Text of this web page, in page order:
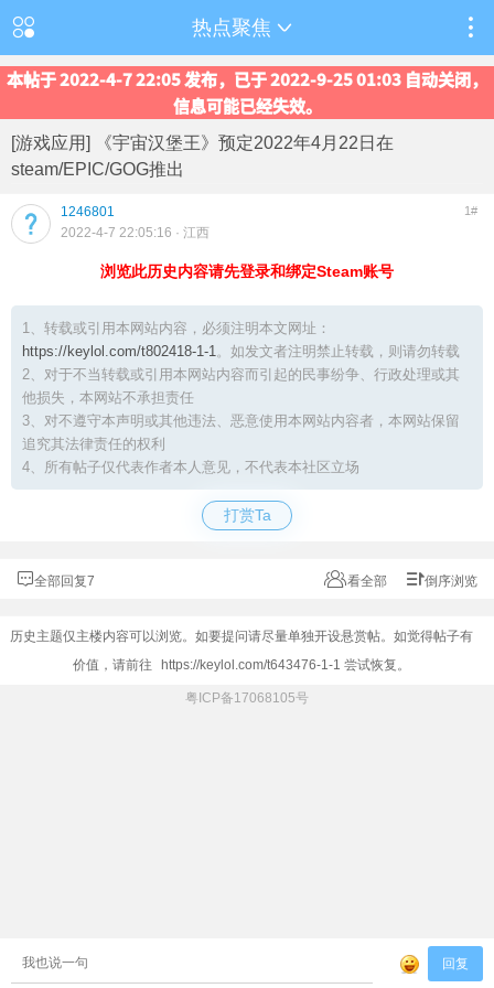
热点聚焦
本帖于 2022-4-7 22:05 发布，已于 2022-9-25 01:03 自动关闭，
信息可能已经失效。
[游戏应用] 《宇宙汉堡王》预定2022年4月22日在
steam/EPIC/GOG推出
1246801 1#
2022-4-7 22:05:16 · 江西
浏览此历史内容请先登录和绑定Steam账号
1、转载或引用本网站内容，必须注明本文网址：
https://keylol.com/t802418-1-1。如发文者注明禁止转载，则请勿转载
2、对于不当转载或引用本网站内容而引起的民事纷争、行政处理或其
他损失，本网站不承担责任
3、对不遵守本声明或其他违法、恶意使用本网站内容者，本网站保留
追究其法律责任的权利
4、所有帖子仅代表作者本人意见，不代表本社区立场
打赏Ta
全部回复7 看全部 倒序浏览
历史主题仅主楼内容可以浏览。如要提问请尽量单独开设悬赏帖。如觉得帖子有
价值，请前往
https://keylol.com/t643476-1-1 尝试恢复。
粤ICP备17068105号